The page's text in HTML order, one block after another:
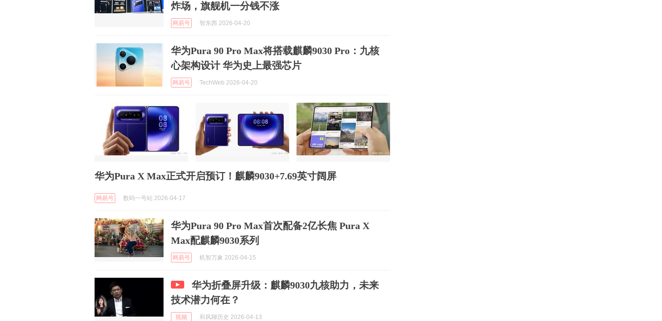
炸场，旗舰机一分钱不涨
网易号 智东西 2026-04-20
华为Pura 90 Pro Max将搭载麒麟9030 Pro：九核
心架构设计 华为史上最强芯片
网易号 TechWeb 2026-04-20
华为Pura X Max正式开启预订！麒麟9030+7.69英寸阔屏
网易号 数码一号站 2026-04-17
华为Pura 90 Pro Max首次配备2亿长焦 Pura X
Max配麒麟9030系列
网易号 机智万象 2026-04-15
华为折叠屏升级：麒麟9030九核助力，未来
技术潜力何在？
视频 和风聊历史 2026-04-13